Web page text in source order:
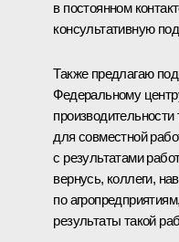
в постоянном
консультативную
Также предлагаю
Федеральному
для совместной
с результатами
вернусь, коллеги,
по
результаты такой